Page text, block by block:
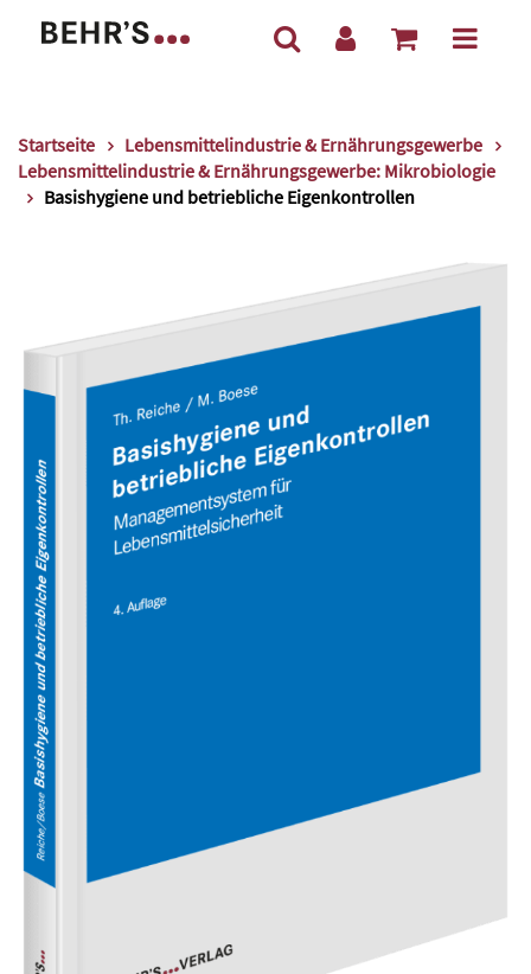
Startseite
Lebensmittelindustrie & Ernährungsgewerbe
Lebensmittelindustrie & Ernährungsgewerbe: Mikrobiologie
Basishygiene und betriebliche Eigenkontrollen